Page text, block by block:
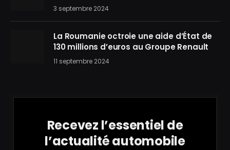
3 septembre 2024
La Roumanie octroie une aide d’État de
130 millions d’euros au Groupe Renault
11 septembre 2024
Recevez l’essentiel de
l’actualité automobile